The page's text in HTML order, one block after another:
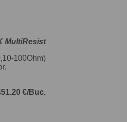
MultiResist
100Ohm)
€/Buc.